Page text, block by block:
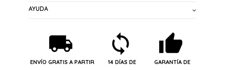
AYUDA
ENVÍO GRATIS A PARTIR
14 DÍAS DE
GARANTÍA DE